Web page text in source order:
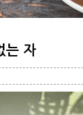
는 자